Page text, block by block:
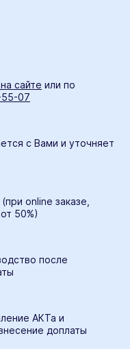
сайте или по
07
с Вами и уточняет
online заказе,
50%)
после
АКТа и
доплаты